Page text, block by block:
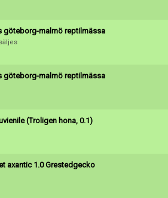
göteborg-malmö reptilmässa
göteborg-malmö reptilmässa
(Troligen hona, 0.1)
axantic 1.0 Grestedgecko